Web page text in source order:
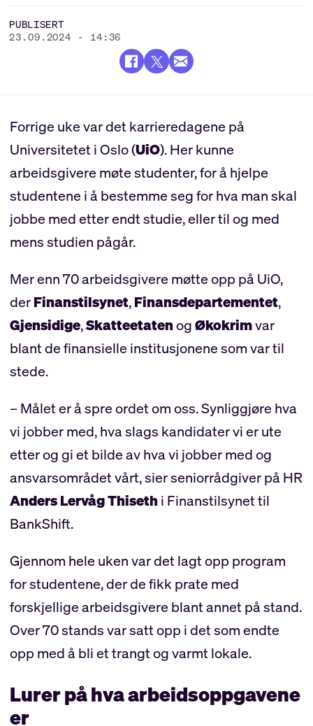
PUBLISERT
23.09.2024 - 14:36
Forrige uke var det karrieredagene på
Universitetet i Oslo (UiO). Her kunne
arbeidsgivere møte studenter, for å hjelpe
studentene i å bestemme seg for hva man skal
jobbe med etter endt studie, eller til og med
mens studien pågår.
Mer enn 70 arbeidsgivere møtte opp på UiO,
derFinanstilsynet,Finansdepartementet,
Gjensidige,SkatteetatenogØkokrimvar
blant de finansielle institusjonene som var til
stede.
– Målet er å spre ordet om oss. Synliggjøre hva
vi jobber med, hva slags kandidater vi er ute
etter og gi et bilde av hva vi jobber med og
ansvarsområdet vårt, sier seniorrådgiver på HR
Anders Lervåg Thisethi Finanstilsynet til
BankShift.
Gjennom hele uken var det lagt opp program
for studentene, der de fikk prate med
forskjellige arbeidsgivere blant annet på stand.
Over 70 stands var satt opp i det som endte
opp med å bli et trangt og varmt lokale.
Lurer på hva arbeidsoppgavene
er